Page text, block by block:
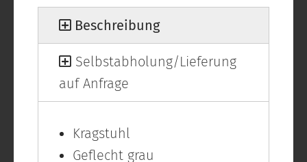
Beschreibung
Selbstabholung/Lieferung
auf Anfrage
Kragstuhl
Geflecht grau